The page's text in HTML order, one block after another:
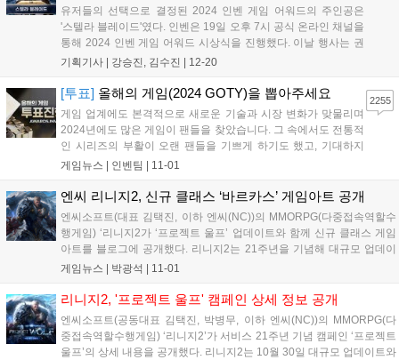
유저들의 선택으로 결정된 2024 인벤 게임 어워드의 주인공은
'스텔라 블레이드'였다. 인벤은 19일 오후 7시 공식 온라인 채널을
통해 2024 인벤 게임 어워드 시상식을 진행했다. 이날 행사는 권
이슬 아나운서, 인플루언서 인간젤리, 인벤 김수진 기자가 총 13
워드는 올해 비경쟁 부문 '...
기획기사 | 강승진, 김수진 12-20
[투표] 올해의 게임(2024 GOTY)을 뽑아주세요
게임 업계에도 본격적으로 새로운 기술과 시장 변화가 맞물리며
2024년에도 많은 게임이 팬들을 찾았습니다. 그 속에서도 전통적
인 시리즈의 부활이 오랜 팬들을 기쁘게 하기도 했고, 기대하지
못했던 신작이 깜짝 흥행을 거두기도 했습니다. 특히 일본은 물론
3국에 대한 기대가 높아지기도 했습니다....
게임뉴스 | 인벤팀 11-01
2255
엔씨 리니지2, 신규 클래스 ‘바르카스’ 게임아트 공개
엔씨소프트(대표 김택진, 이하 엔씨(NC))의 MMORPG(다중접속역할수
행게임) ‘리니지2가 ‘프로젝트 울프’ 업데이트와 함께 신규 클래스 게임
아트를 블로그에 공개했다. 리니지2는 21주년을 기념해 대규모 업데이
트와 함께 특별 캠페인 ‘프로젝트 울프’를 진행했다. ▲신규 서버 ‘울프’
드...
게임뉴스 | 박광석 11-01
리니지2, '프로젝트 울프' 캠페인 상세 정보 공개
엔씨소프트(공동대표 김택진, 박병무, 이하 엔씨(NC))의 MMORPG(다
중접속역할수행게임) ‘리니지2’가 서비스 21주년 기념 캠페인 ‘프로젝트
울프’의 상세 내용을 공개했다. 리니지2는 10월 30일 대규모 업데이트와